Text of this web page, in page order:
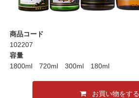
商品コード
102207
容量
1800ml 720ml 300ml 180ml
お買い物をする